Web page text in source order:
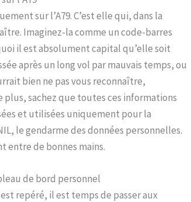
sur l’A79. C’est elle qui, dans la
Imaginez-la comme un code-barres
il est absolument capital qu’elle soit
après un long vol par mauvais temps, ou
bien ne pas vous reconnaître,
sachez que toutes ces informations
et utilisées uniquement pour la
le gendarme des données personnelles.
entre de bonnes mains.
de bord personnel
repéré, il est temps de passer aux